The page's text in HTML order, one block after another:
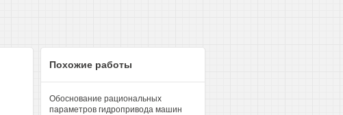
Похожие работы
Обоснование рациональных
параметров гидропривода машин